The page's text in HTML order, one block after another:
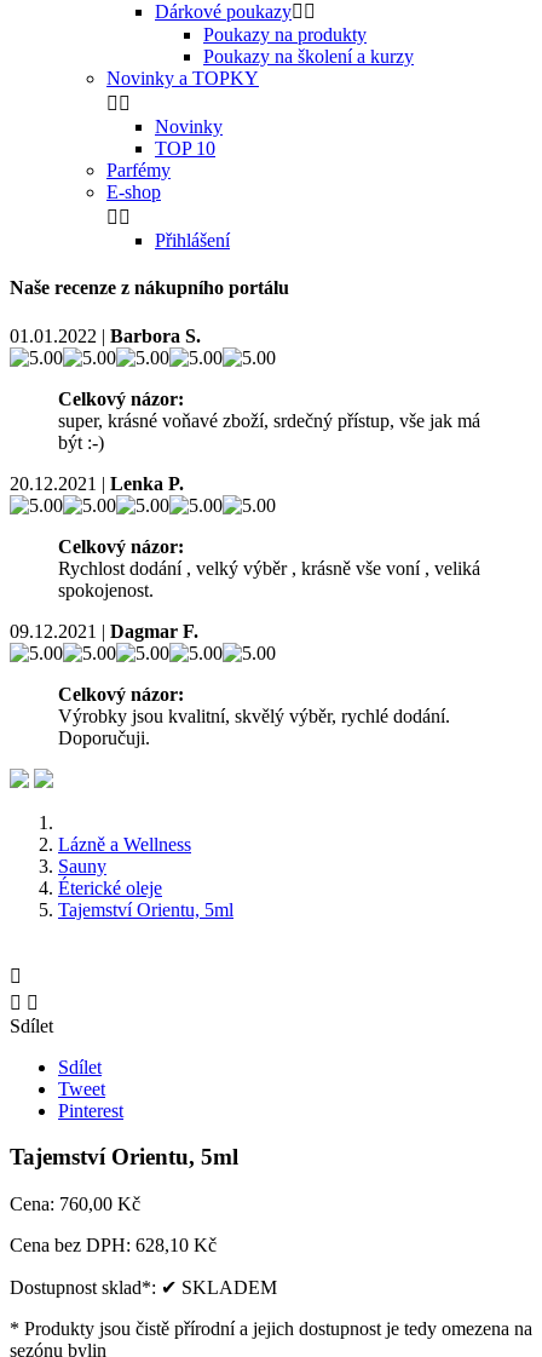
Dárkové poukazy 
Poukazy na produkty
Poukazy na školení a kurzy
Novinky a TOPKY
 
Novinky
TOP 10
Parfémy
E-shop
 
Přihlášení
Naše recenze z nákupního portálu
01.01.2022 | Barbora S.
Celkový názor:
super, krásné voňavé zboží, srdečný přístup, vše jak má
být :-)
20.12.2021 | Lenka P.
Celkový názor:
Rychlost dodání , velký výběr , krásně vše voní , veliká
spokojenost.
09.12.2021 | Dagmar F.
Celkový názor:
Výrobky jsou kvalitní, skvělý výběr, rychlé dodání.
Doporučuji.
Lázně a Wellness
Sauny
Éterické oleje
Tajemství Orientu, 5ml

 
Sdílet
Sdílet
Tweet
Pinterest
Tajemství Orientu, 5ml
Cena: 760,00 Kč
Cena bez DPH: 628,10 Kč
Dostupnost sklad*: ✔ SKLADEM
* Produkty jsou čistě přírodní a jejich dostupnost je tedy omezena na
sezónu bylin